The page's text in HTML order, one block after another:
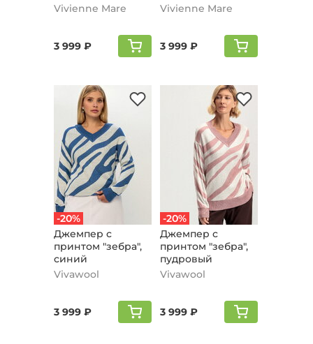
Vivienne Mare
3 999 ₽
Vivienne Mare
3 999 ₽
-20%
Джемпер с
принтом "зебра",
синий
Vivawool
3 999 ₽
-20%
Джемпер с
принтом "зебра",
пудровый
Vivawool
3 999 ₽